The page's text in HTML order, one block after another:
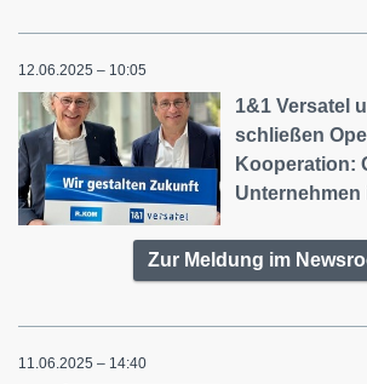
12.06.2025 – 10:05
1&1 Versatel
schließen
Kooperation:
Unternehmen
Zur Meldung im
11.06.2025 – 14:40